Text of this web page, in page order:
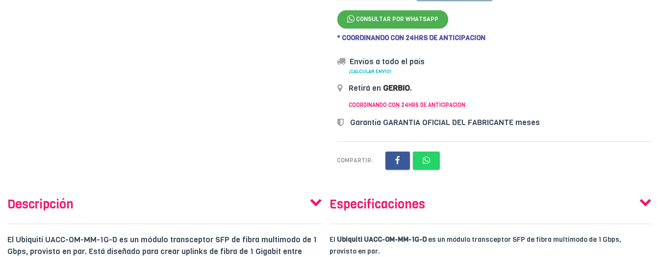
CONSULTAR POR WHATSAPP
* COORDINANDO CON 24HRS DE ANTICIPACION
Envíos a todo el país
¡CALCULAR ENVÍO!
Retirá en GERBIO.
COORDINANDO CON 24HRS DE ANTICIPACION
Garantía GARANTIA OFICIAL DEL FABRICANTE meses
COMPARTIR:
Descripción
El Ubiquiti UACC-OM-MM-1G-D es un módulo transceptor SFP de fibra multimodo de 1
Gbps, provisto en par. Está diseñado para crear uplinks de fibra de 1 Gigabit entre
Especificaciones
El Ubiquiti UACC-OM-MM-1G-Des un módulo transceptor SFP de fibra multimodo de 1 Gbps,
provisto en par.